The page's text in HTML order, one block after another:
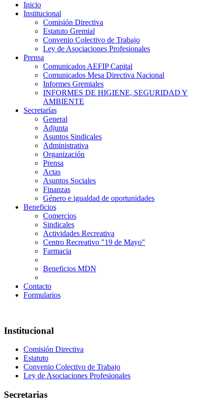
Inicio
Institucional
Comisión Directiva
Estatuto Gremial
Convenio Colectivo de Trabajo
Ley de Asociaciones Profesionales
Prensa
Comunicados AEFIP Capital
Comunicados Mesa Directiva Nacional
Informes Gremiales
INFORMES DE HIGIENE, SEGURIDAD Y
AMBIENTE
Secretarías
General
Adjunta
Asuntos Sindicales
Administrativa
Organización
Prensa
Actas
Asuntos Sociales
Finanzas
Género e igualdad de oportunidades
Beneficios
Comercios
Sindicales
Actividades Recreativa
Centro Recreativo "19 de Mayo"
Farmacia
Beneficios MDN
Contacto
Formularios
Institucional
Comisión Directiva
Estatuto
Convenio Colectivo de Trabajo
Ley de Asociaciones Profesionales
Secretarias